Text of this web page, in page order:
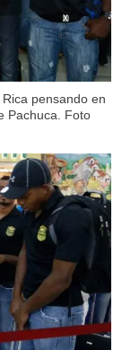
pensando en
Pachuca. Foto
X